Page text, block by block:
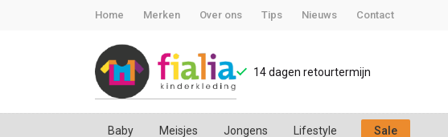
Home Merken Over ons Tips Nieuws Contact
14 dagen retourtermijn
Baby Meisjes Jongens Lifestyle Sale